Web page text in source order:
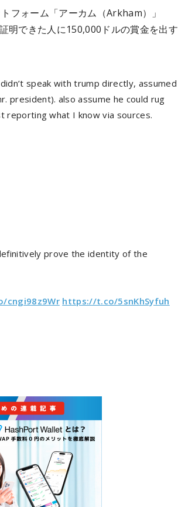
フォーム「アーカム（Arkham）」
明できた人に150,000ドルの賞金を出す
speak with trump directly, assumed
president). also assume he could rug
reporting what I know via sources.
prove the identity of the
cngi98z9Wr https://t.co/5snKhSyfuh